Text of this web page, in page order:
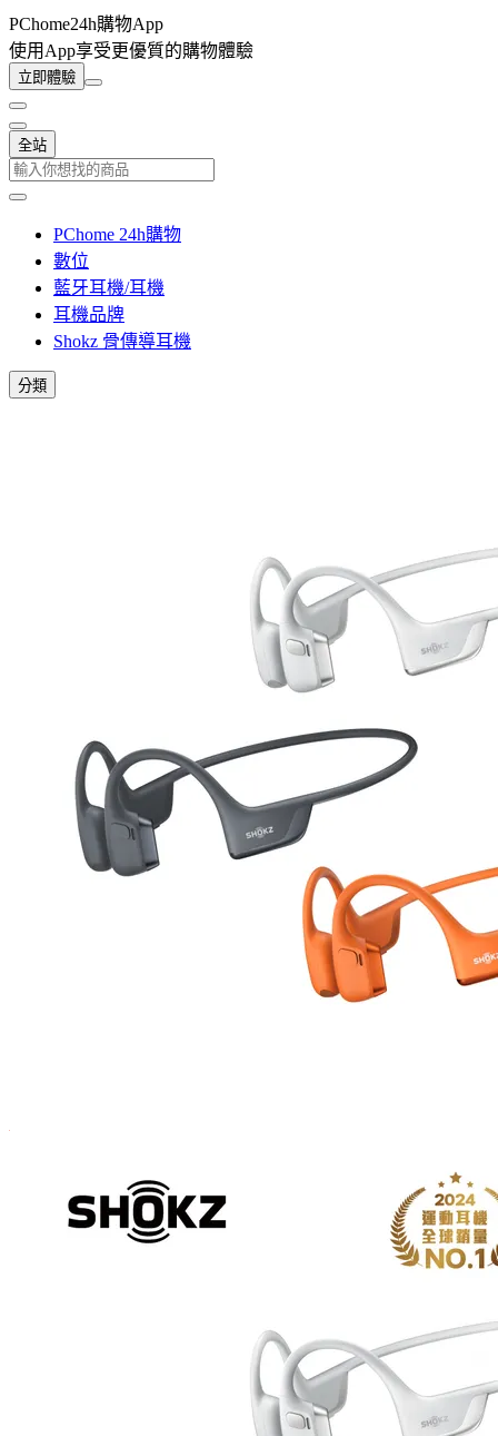
PChome24h購物App
使用App享受更優質的購物體驗
立即體驗
全站
PChome 24h購物
數位
藍牙耳機/耳機
耳機品牌
Shokz 骨傳導耳機
分類